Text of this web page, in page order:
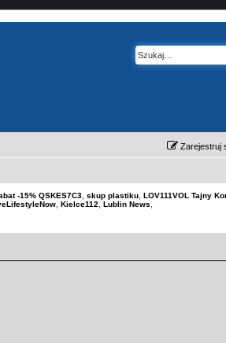
Zarejestruj
-15% QSKES7C3 skup plastiku LOV111VOL Tajny
Kielce112 Lublin News